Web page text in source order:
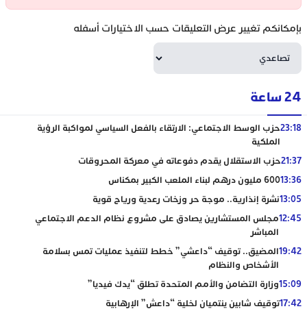
بإمكانكم تغيير عرض التعليقات حسب الاختيارات أسفله
24 ساعة
23:18حزب الوسط الاجتماعي: الارتقاء بالفعل السياسي لمواكبة الرؤية
الملكية
21:37حزب الاستقلال يقدم دفوعاته في معركة المحروقات
13:36600 مليون درهم لبناء الملعب الكبير بمكناس
13:05نشرة إنذارية.. موجة حر وزخات رعدية ورياح قوية
12:45مجلس المستشارين يصادق على مشروع نظام الدعم الاجتماعي
المباشر
19:42المضيق.. توقيف “داعشي” خطط لتنفيذ عمليات تمس بسلامة
الأشخاص والنظام
15:09وزارة التضامن والأمم المتحدة تطلق “يدك فيديا”
17:42توقيف شابين ينتميان لخلية “داعش” الإرهابية